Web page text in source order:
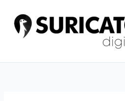
conteúdo